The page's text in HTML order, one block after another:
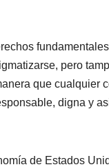
pero
que cualquier
digna y
de Estados